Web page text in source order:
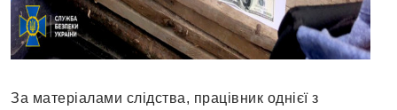
За матеріалами слідства, працівник однієї з